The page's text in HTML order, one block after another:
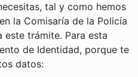
tal y como hemos
la Comisaría de la Policía
este trámite. Para esta
de Identidad, porque te
datos: